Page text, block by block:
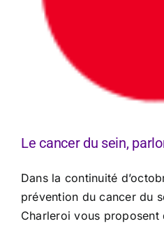
Le cancer du sein,
Dans la continuité
prévention du cancer du
Charleroi vous proposent